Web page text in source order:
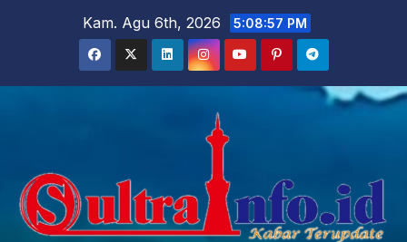
Kam. Agu 6th, 2026 5:08:59 PM